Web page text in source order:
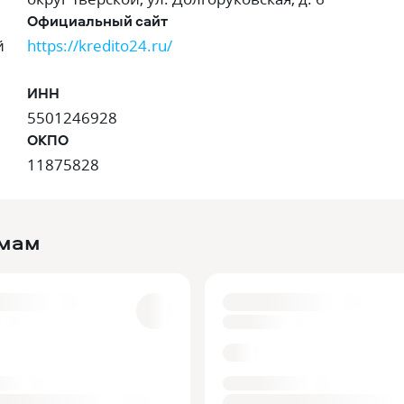
Официальный сайт
https://kredito24.ru/
ИНН
5501246928
ОКПО
11875828